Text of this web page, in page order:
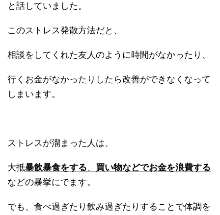
と話していました。
このストレス発散方法だと、
相談をしてくれた友人のように時間がなかったり、
行くお金がなかったりしたら改善ができなくなって
しまいます。
ストレスが溜まった人は、
大抵暴飲暴食をする、 買い物などでお金を浪費する
などの暴挙にでます。
でも、食べ過ぎたり飲み過ぎたりすることで体調を